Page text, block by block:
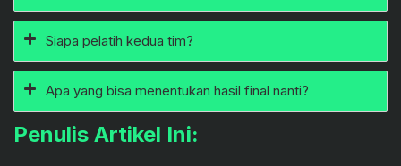
Siapa pelatih kedua tim?
Apa yang bisa menentukan hasil final nanti?
Penulis Artikel Ini: